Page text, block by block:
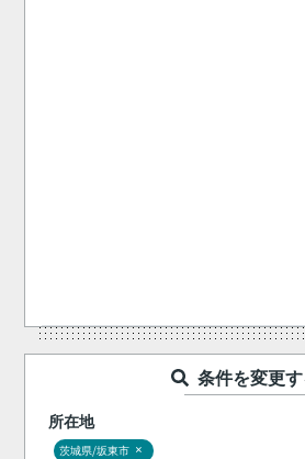
条件を変更す
所在地
茨城県/坂東市 ×